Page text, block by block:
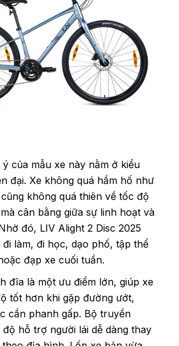
của mẫu xe này nằm ở kiểu
đại. Xe không quá hầm hố như
không quá thiên về tốc độ
cân bằng giữa sự linh hoạt và
đó, LIV Alight 2 Disc 2025
làm, đi học, dạo phố, tập thể
đạp xe cuối tuần.
đĩa là một ưu điểm lớn, giúp xe
tốt hơn khi gặp đường ướt,
cần phanh gấp. Bộ truyền
hỗ trợ người lái dễ dàng thay